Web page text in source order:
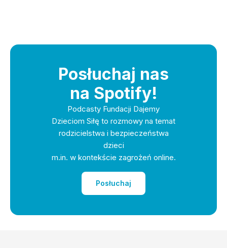
Posłuchaj nas
na Spotify!
Podcasty Fundacji Dajemy
Dzieciom Siłę to rozmowy na temat
rodzicielstwa i bezpieczeństwa
dzieci
m.in. w kontekście zagrożeń online.
Posłuchaj